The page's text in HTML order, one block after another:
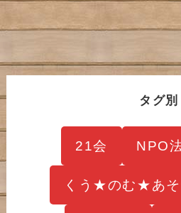
タグ別
21会 NPO
くう★のむ★あそ